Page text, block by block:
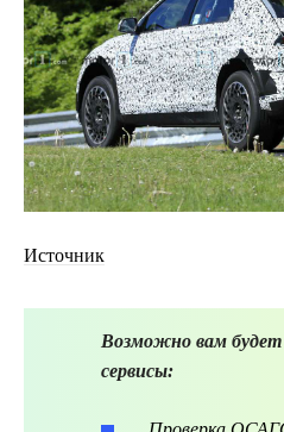
Источник
Возможно вам
сервисы: